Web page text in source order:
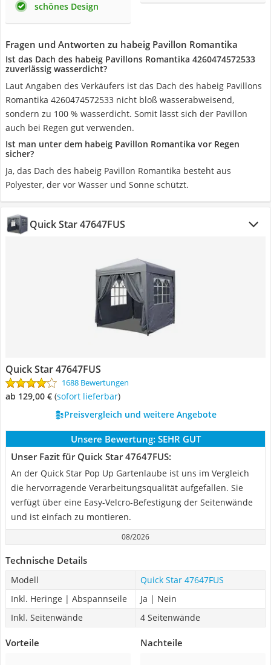
schönes Design
Fragen und Antworten zu habeig Pavillon Romantika
Ist das Dach des habeig Pavillons Romantika 4260474572533
zuverlässig wasserdicht?
Laut Angaben des Verkäufers ist das Dach des habeig Pavillons
Romantika 4260474572533 nicht bloß wasserabweisend,
sondern zu 100 % wasserdicht. Somit lässt sich der Pavillon
auch bei Regen gut verwenden.
Ist man unter dem habeig Pavillon Romantika vor Regen
sicher?
Ja, das Dach des habeig Pavillon Romantika besteht aus
Polyester, der vor Wasser und Sonne schützt.
Quick Star ‎47647FUS
Quick Star ‎47647FUS
1688 Bewertungen
ab 129,00 € ( Sofort lieferbar)
Preisvergleich und weitere Angebote
Unsere Bewertung: SEHR GUT
Unser Fazit für Quick Star ‎47647FUS:
An der Quick Star Pop Up Gartenlaube ist uns im Vergleich
die hervorragende Verarbeitungsqualität aufgefallen. Sie
verfügt über eine Easy-Velcro-Befestigung der Seitenwände
und ist einfach zu montieren.
08/2026
Technische Details
Modell
Quick Star ‎47647FUS
Inkl. Heringe | Abspannseile
Ja | Nein
Inkl. Seitenwände
4 Seitenwände
Vorteile Nachteile